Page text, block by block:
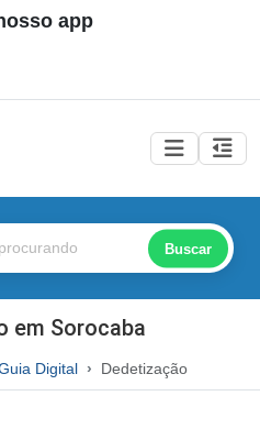
app
Buscar
em Sorocaba
Digital Dedetização